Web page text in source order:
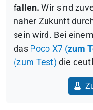
fallen. Wir sind
naher Zukunft
sein wird. Bei
das Poco X7 (zum
(zum Test) die